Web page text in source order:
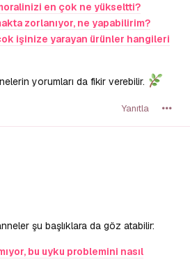
en çok ne yükseltti?
zorlanıyor, ne yapabilirim?
işinize yarayan ürünler hangileri
yorumları da fikir verebilir.
Yanıtla
şu başlıklara da göz atabilir:
bu uyku problemini nasıl